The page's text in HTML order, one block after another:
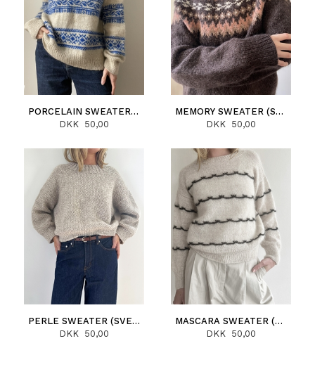
PORCELAIN SWEATER (SVENSKA)
DKK 50,00
MEMORY SWEATER (SVENSKA)
DKK 50,00
PERLE SWEATER (SVENSKA)
DKK 50,00
MASCARA SWEATER (SVENSKA)
DKK 50,00